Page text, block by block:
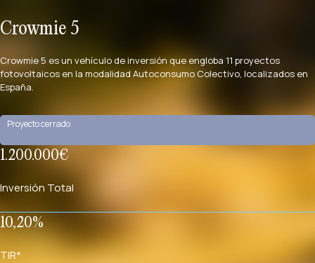
Crowmie 5
Crowmie 5 es un vehículo de inversión que engloba 11 proyectos
fotovoltaicos en la modalidad Autoconsumo Colectivo, localizados en
España.
Proyecto cerrado
1.200.000€
Inversión Total
10,20%
TIR*